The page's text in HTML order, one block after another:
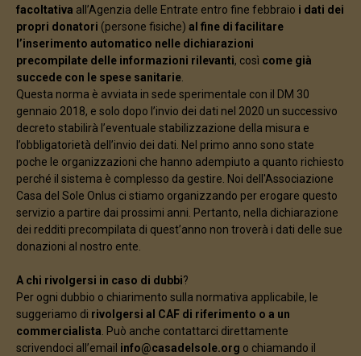
facoltativa all’Agenzia delle Entrate entro fine febbraio i dati dei
propri donatori (persone fisiche) al fine di facilitare
l’inserimento automatico nelle dichiarazioni
precompilate delle informazioni rilevanti, così come già
succede con le spese sanitarie.
Questa norma è avviata in sede sperimentale con il DM 30
gennaio 2018, e solo dopo l’invio dei dati nel 2020 un successivo
decreto stabilirà l’eventuale stabilizzazione della misura e
l’obbligatorietà dell’invio dei dati. Nel primo anno sono state
poche le organizzazioni che hanno adempiuto a quanto richiesto
perché il sistema è complesso da gestire. Noi dell'Associazione
Casa del Sole Onlus ci stiamo organizzando per erogare questo
servizio a partire dai prossimi anni. Pertanto, nella dichiarazione
dei redditi precompilata di quest’anno non troverà i dati delle sue
donazioni al nostro ente.
A chi rivolgersi in caso di dubbi?
Per ogni dubbio o chiarimento sulla normativa applicabile, le
suggeriamo di rivolgersi al CAF di riferimento o a un
commercialista. Può anche contattarci direttamente
scrivendoci all’email info@casadelsole.org o chiamando il